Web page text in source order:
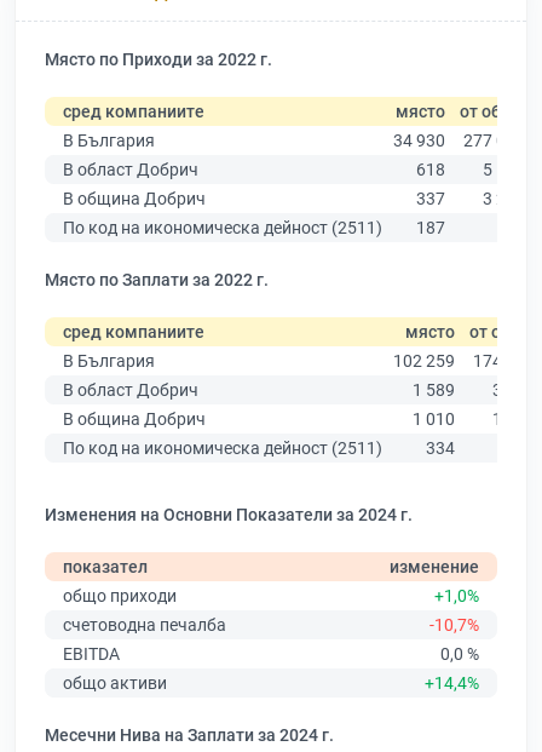
Място по Приходи за 2022 г.
сред компаниите място от общо
В България
34 930
277 019
В област Добрич
618
5 156
В община Добрич
337
3 239
По код на икономическа дейност (2511)
187
Място по Заплати за 2022 г.
сред компаниите място
от общо
В България
102 259
174 403
В област Добрич
1 589
3 081
В община Добрич
1 010
1 913
По код на икономическа дейност (2511)
334
Изменения на Основни Показатели за 2024 г.
показател
изменение
общо приходи
+1,0%
счетоводна печалба
-10,7%
EBITDA
0,0 %
общо активи
+14,4%
Месечни Нива на Заплати за 2024 г.